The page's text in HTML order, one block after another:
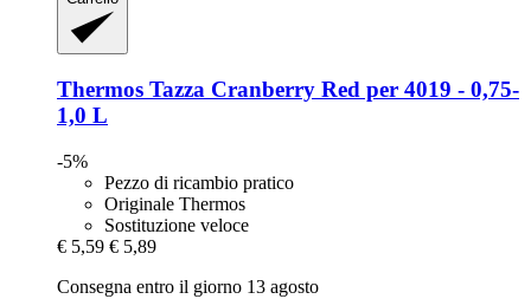
Thermos Tazza Cranberry Red per 4019 -​ 0,75-​
1,0 L
-5%
Pezzo di ricambio pratico
Originale Thermos
Sostituzione veloce
€ 5,59 € 5,89
Consegna entro il giorno 13 agosto